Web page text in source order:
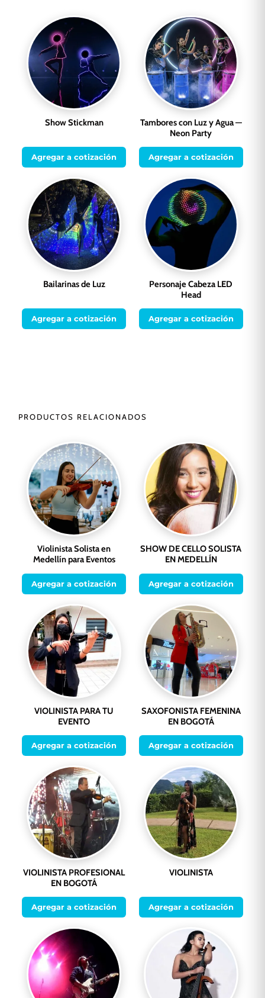
Show Stickman
Agregar a cotización
Tambores con Luz y Agua —
Neon Party
Agregar a cotización
Bailarinas de Luz
Agregar a cotización
Personaje Cabeza LED
Head
Agregar a cotización
PRODUCTOS RELACIONADOS
Violinista Solista en
Medellín para Eventos
Agregar a cotización
SHOW DE CELLO SOLISTA
EN MEDELLÍN
Agregar a cotización
VIOLINISTA PARA TU
EVENTO
Agregar a cotización
SAXOFONISTA FEMENINA
EN BOGOTÁ
Agregar a cotización
VIOLINISTA PROFESIONAL
EN BOGOTÁ
Agregar a cotización
VIOLINISTA
Agregar a cotización